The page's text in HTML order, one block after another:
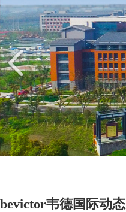
bevictor韦德国际动态